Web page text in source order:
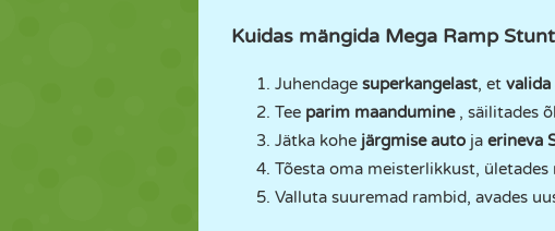
Kuidas mängida Mega Ramp
Juhendage superkangelast, et valida
Tee parim maandumine , säilitades
Jätka kohe järgmise auto ja erineva
Tõesta oma meisterlikkust,
Valluta suuremad rambid, avades